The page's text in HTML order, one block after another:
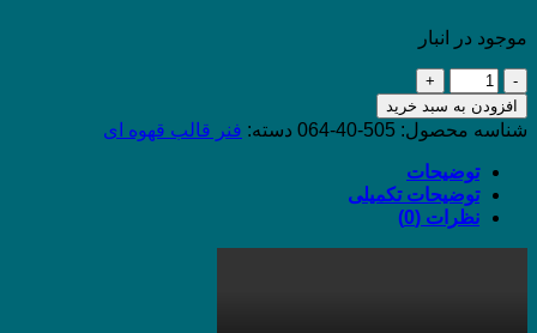
موجود در انبار
فنر
قالب
قهوه
قطر
40
طول
افزودن به سبد خرید
شناسه محصول: 505-40-064 دسته: فنر قالب قهوه ای
توضیحات
توضیحات تکمیلی
نظرات (0)